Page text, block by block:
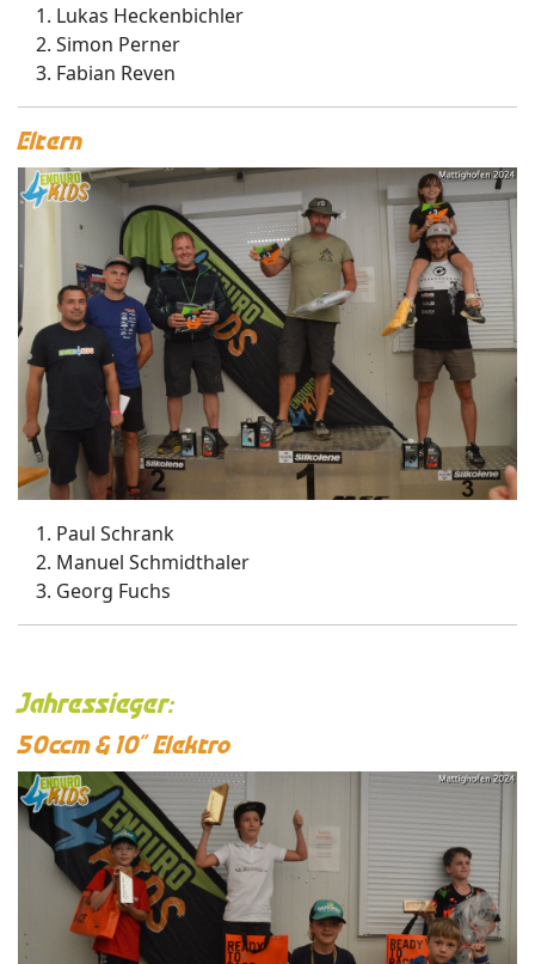
Lukas Heckenbichler
Simon Perner
Fabian Reven
Eltern
Paul Schrank
Manuel Schmidthaler
Georg Fuchs
Jahressieger:
50ccm & 10“ Elektro